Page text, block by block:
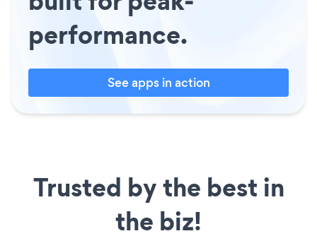
performance.
See apps in action
Trusted by the best in
the biz!